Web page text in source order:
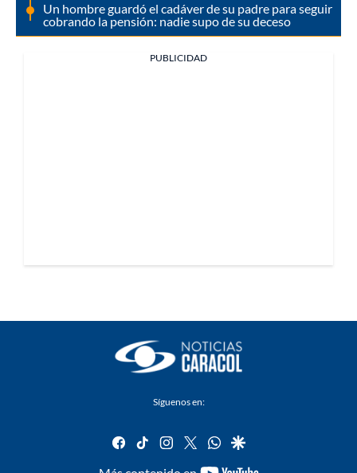
Un hombre guardó el cadáver de su padre para seguir
cobrando la pensión: nadie supo de su deceso
PUBLICIDAD
Síguenos en:
facebook
tiktok instagram
twitterwhatsapp
google